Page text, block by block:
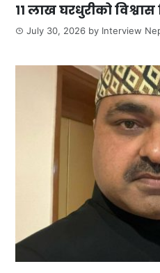
११ लाख घरधुरीको
July 30, 2026 by Interview